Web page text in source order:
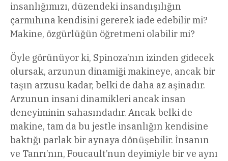
insanlığımızı, düzendeki insandışılığın
çarmıhına kendisini gererek iade edebilir mi?
Makine, özgürlüğün öğretmeni olabilir mi?
Öyle görünüyor ki, Spinoza’nın izinden gidecek
olursak, arzunun dinamiği makineye, ancak bir
taşın arzusu kadar, belki de daha az aşinadır.
Arzunun insani dinamikleri ancak insan
deneyiminin sahasındadır. Ancak belki de
makine, tam da bu jestle insanlığın kendisine
baktığı parlak bir aynaya dönüşebilir. İnsanın
ve Tanrı’nın, Foucault’nun deyimiyle bir ve aynı